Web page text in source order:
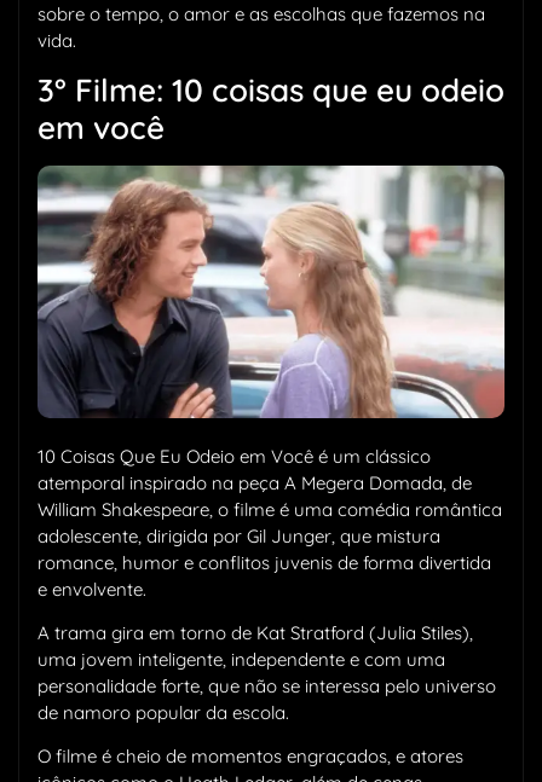
sobre o tempo, o amor e as escolhas que fazemos na
vida.
3° Filme: 10 coisas que eu odeio
em você
10 Coisas Que Eu Odeio em Você é um clássico
atemporal inspirado na peça A Megera Domada, de
William Shakespeare, o filme é uma comédia romântica
adolescente, dirigida por Gil Junger, que mistura
romance, humor e conflitos juvenis de forma divertida
e envolvente.
A trama gira em torno de Kat Stratford (Julia Stiles),
uma jovem inteligente, independente e com uma
personalidade forte, que não se interessa pelo universo
de namoro popular da escola.
O filme é cheio de momentos engraçados, e atores